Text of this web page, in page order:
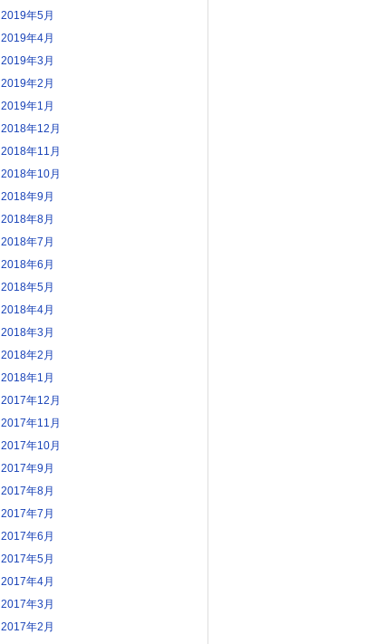
2019年5月
2019年4月
2019年3月
2019年2月
2019年1月
2018年12月
2018年11月
2018年10月
2018年9月
2018年8月
2018年7月
2018年6月
2018年5月
2018年4月
2018年3月
2018年2月
2018年1月
2017年12月
2017年11月
2017年10月
2017年9月
2017年8月
2017年7月
2017年6月
2017年5月
2017年4月
2017年3月
2017年2月